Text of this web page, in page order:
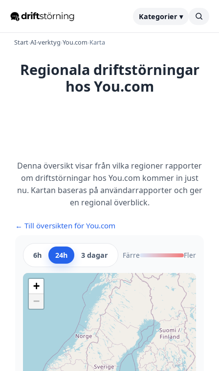
Kategorier ▾
Start›AI-verktyg›You.com›Karta
Regionala driftstörningar
hos You.com
Denna översikt visar från vilka regioner rapporter
om driftstörningar hos You.com kommer in just
nu. Kartan baseras på användarrapporter och ger
en regional överblick.
← Till översikten för You.com
6h 24h 3 dagar Färre Fler
+
−